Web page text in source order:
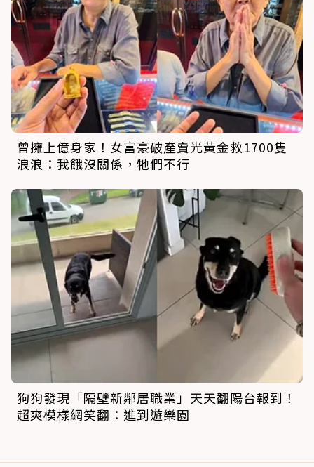
曾擁上億身家！女富豪破產賣光黃金救1700隻
浪浪：我餓沒關係，牠們不行
狗狗發現「隔壁新鄰居職業」天天翻陽台報到！
超爽模樣網笑翻：進到遊樂園